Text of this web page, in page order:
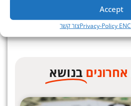
Accept
Privacy-Policy ENצור קשר
בנושא